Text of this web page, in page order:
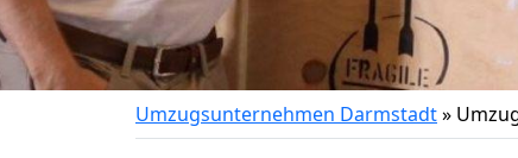
Umzugsunternehmen Darmstadt»